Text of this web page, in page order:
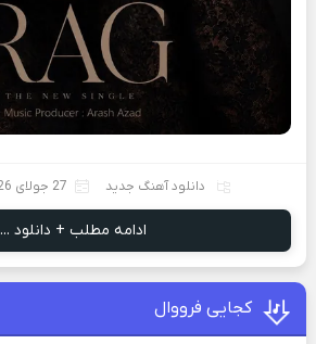
دانلود آهنگ جدید 27 جولای 2026
ادامه مطلب + دانلود ...
کجایی فرووال